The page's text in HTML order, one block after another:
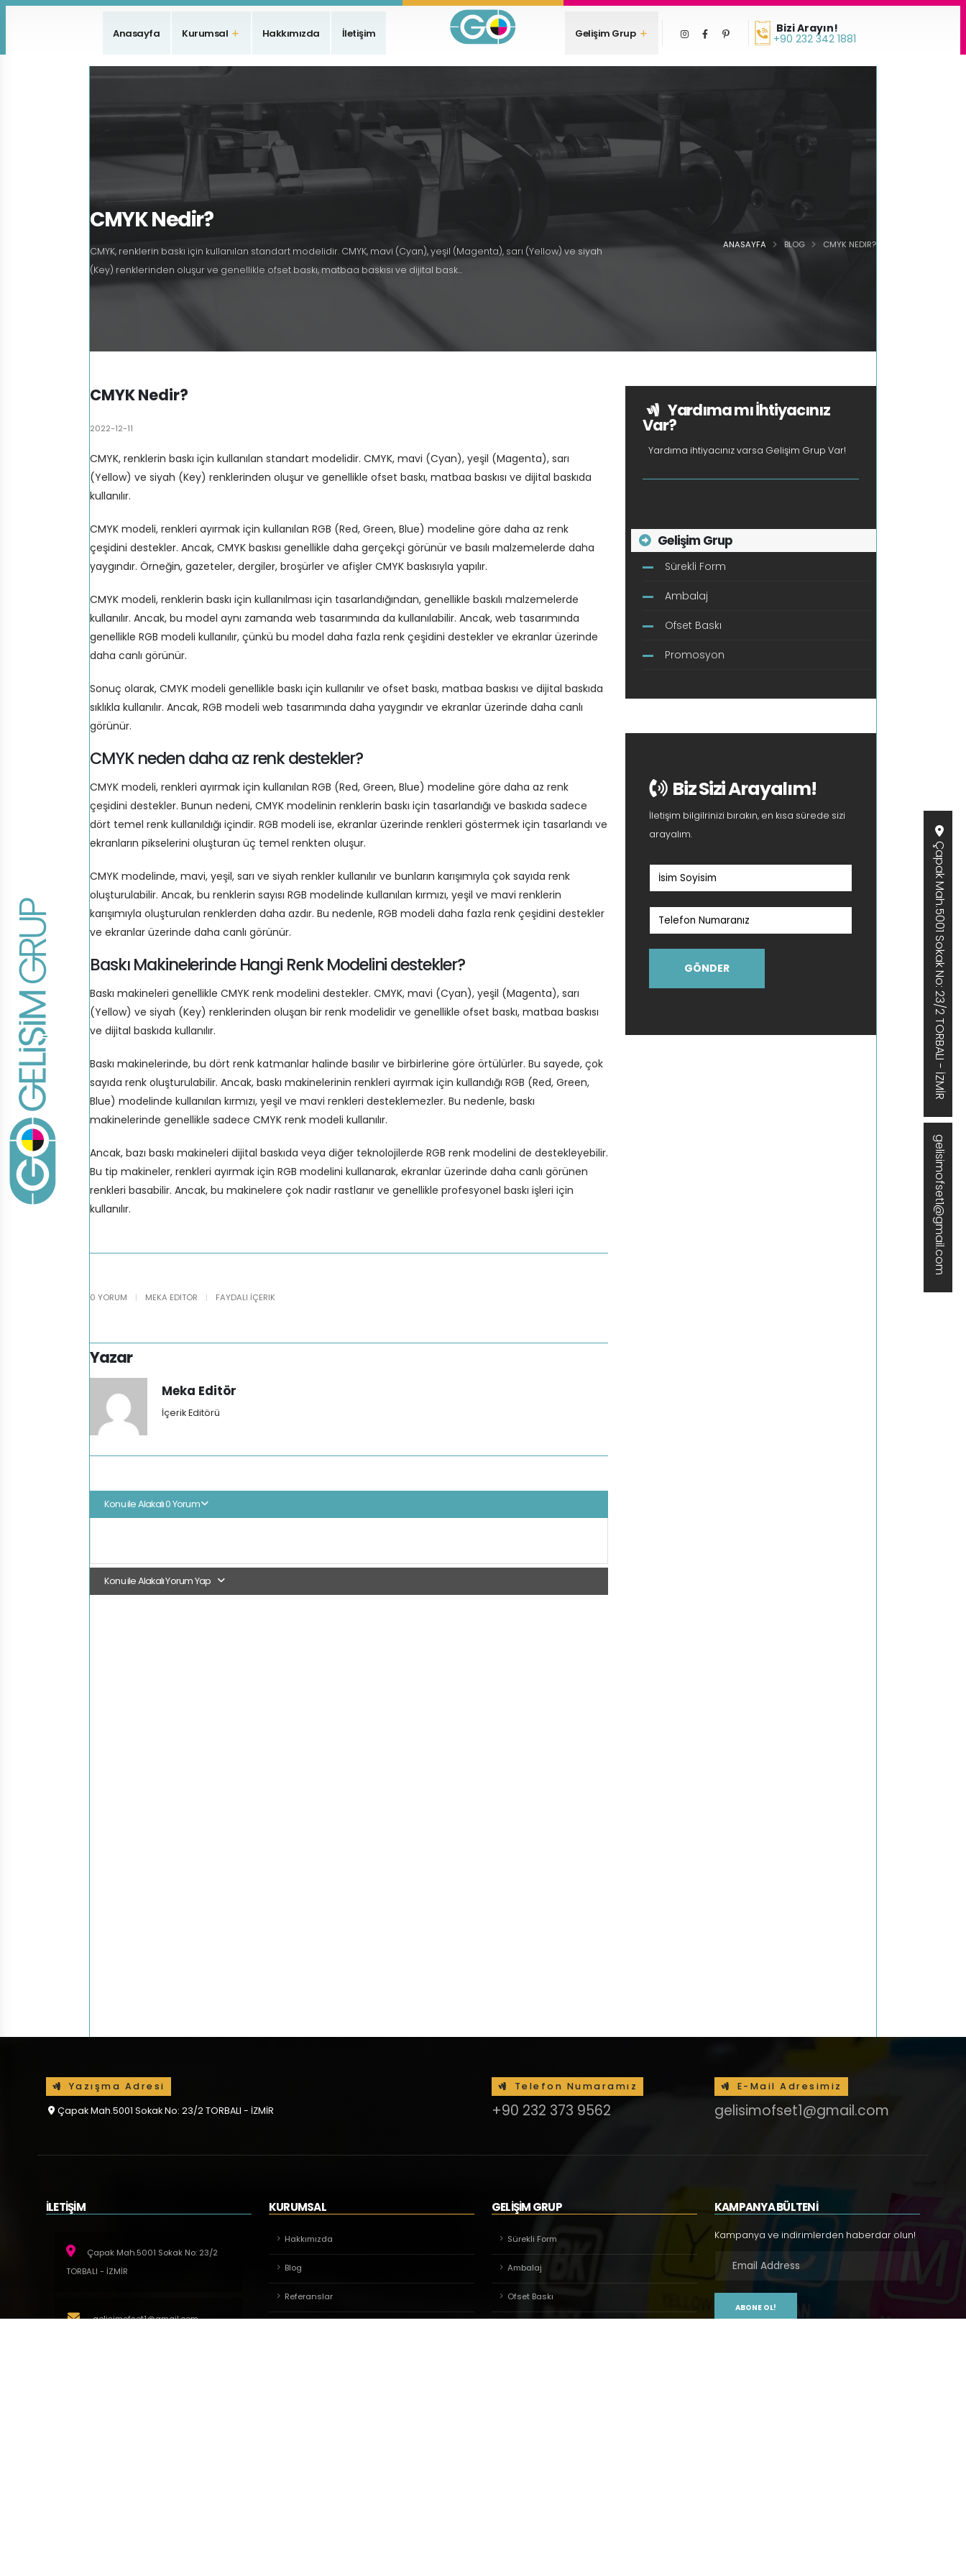
Anasayfa Kurumsal Hakkımızda İletişim Gelişim Grup Bizi Arayın!
+90 232 342 1881
CMYK Nedir?
CMYK, renklerin baskı için kullanılan standart modelidir. CMYK, mavi (Cyan), yeşil (Magenta), sarı (Yellow) ve siyah
(Key) renklerinden oluşur ve genellikle ofset baskı, matbaa baskısı ve dijital bask...
ANASAYFA BLOG CMYK NEDIR?
CMYK Nedir?
2022-12-11
CMYK, renklerin baskı için kullanılan standart modelidir. CMYK, mavi (Cyan), yeşil (Magenta), sarı
(Yellow) ve siyah (Key) renklerinden oluşur ve genellikle ofset baskı, matbaa baskısı ve dijital baskıda
kullanılır.
CMYK modeli, renkleri ayırmak için kullanılan RGB (Red, Green, Blue) modeline göre daha az renk
çeşidini destekler. Ancak, CMYK baskısı genellikle daha gerçekçi görünür ve basılı malzemelerde daha
yaygındır. Örneğin, gazeteler, dergiler, broşürler ve afişler CMYK baskısıyla yapılır.
CMYK modeli, renklerin baskı için kullanılması için tasarlandığından, genellikle baskılı malzemelerde
kullanılır. Ancak, bu model aynı zamanda web tasarımında da kullanılabilir. Ancak, web tasarımında
genellikle RGB modeli kullanılır, çünkü bu model daha fazla renk çeşidini destekler ve ekranlar üzerinde
daha canlı görünür.
Sonuç olarak, CMYK modeli genellikle baskı için kullanılır ve ofset baskı, matbaa baskısı ve dijital baskıda
sıklıkla kullanılır. Ancak, RGB modeli web tasarımında daha yaygındır ve ekranlar üzerinde daha canlı
görünür.
CMYK neden daha az renk destekler?
CMYK modeli, renkleri ayırmak için kullanılan RGB (Red, Green, Blue) modeline göre daha az renk
çeşidini destekler. Bunun nedeni, CMYK modelinin renklerin baskı için tasarlandığı ve baskıda sadece
dört temel renk kullanıldığı içindir. RGB modeli ise, ekranlar üzerinde renkleri göstermek için tasarlandı ve
ekranların pikselerini oluşturan üç temel renkten oluşur.
CMYK modelinde, mavi, yeşil, sarı ve siyah renkler kullanılır ve bunların karışımıyla çok sayıda renk
oluşturulabilir. Ancak, bu renklerin sayısı RGB modelinde kullanılan kırmızı, yeşil ve mavi renklerin
karışımıyla oluşturulan renklerden daha azdır. Bu nedenle, RGB modeli daha fazla renk çeşidini destekler
ve ekranlar üzerinde daha canlı görünür.
Baskı Makinelerinde Hangi Renk Modelini destekler?
Baskı makineleri genellikle CMYK renk modelini destekler. CMYK, mavi (Cyan), yeşil (Magenta), sarı
(Yellow) ve siyah (Key) renklerinden oluşan bir renk modelidir ve genellikle ofset baskı, matbaa baskısı
ve dijital baskıda kullanılır.
Baskı makinelerinde, bu dört renk katmanlar halinde basılır ve birbirlerine göre örtülürler. Bu sayede, çok
sayıda renk oluşturulabilir. Ancak, baskı makinelerinin renkleri ayırmak için kullandığı RGB (Red, Green,
Blue) modelinde kullanılan kırmızı, yeşil ve mavi renkleri desteklemezler. Bu nedenle, baskı
makinelerinde genellikle sadece CMYK renk modeli kullanılır.
Ancak, bazı baskı makineleri dijital baskıda veya diğer teknolojilerde RGB renk modelini de destekleyebilir.
Bu tip makineler, renkleri ayırmak için RGB modelini kullanarak, ekranlar üzerinde daha canlı görünen
renkleri basabilir. Ancak, bu makinelere çok nadir rastlanır ve genellikle profesyonel baskı işleri için
kullanılır.
0 YORUM | MEKA EDITÖR | FAYDALI İÇERIK
Yazar
Meka Editör
İçerik Editörü
Konu ile Alakalı 0 Yorum
Konu ile Alakalı Yorum Yap
Yardıma mı İhtiyacınız
Var?
Yardıma ihtiyacınız varsa Gelişim Grup Var!
Gelişim Grup
Sürekli Form
Ambalaj
Ofset Baskı
Promosyon
Biz Sizi Arayalım!
İletişim bilgilrinizi bırakın, en kısa sürede sizi
arayalım.
GÖNDER Çapak Mah.5001 Sokak No: 23/2 TORBALI - İZMİR
gelisimofset1@gmail.com
Yazışma Adresi
Çapak Mah.5001 Sokak No: 23/2 TORBALI - İZMİR
Telefon Numaramız
+90 232 373 9562
E-Mail Adresimiz
gelisimofset1@gmail.com
İLETİŞİM
Çapak Mah.5001 Sokak No: 23/2
TORBALI - İZMİR
gelisimofset1@gmail.com
KURUMSAL
Hakkımızda
Blog
Referanslar
GELİŞİM GRUP
Sürekli Form
Ambalaj
Ofset Baskı
KAMPANYA BÜLTENİ
Kampanya ve indirimlerden haberdar olun!
ABONE OL!